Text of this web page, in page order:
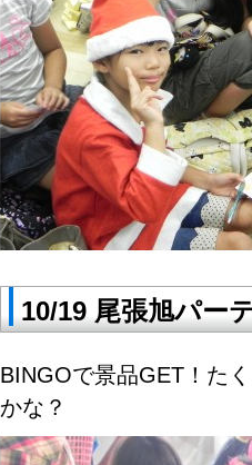
10/19 尾張旭パー
BINGOで景品GET！た
かな？